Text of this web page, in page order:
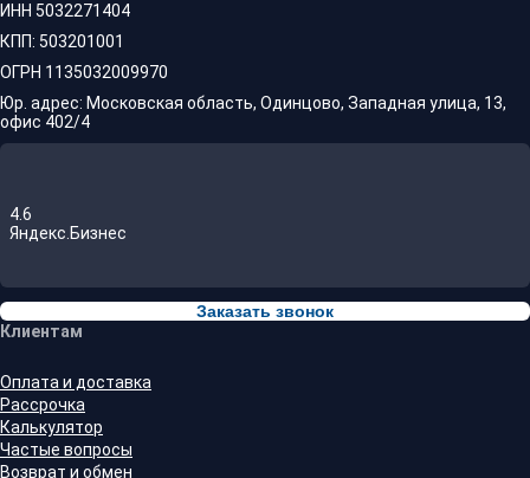
ИНН 5032271404
КПП: 503201001
ОГРН 1135032009970
Юр. адрес: Московская область, Одинцово, Западная улица, 13,
офис 402/4
4.6
Яндекс.Бизнес
Заказать звонок
Клиентам
Оплата и доставка
Рассрочка
Калькулятор
Частые вопросы
Возврат и обмен